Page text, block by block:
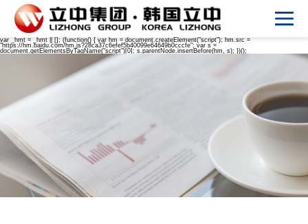
var _hmt = _hmt || []; (function() { var hm = document.createElement("script"); hm.src =
"https://hm.baidu.com/hm.js?28ca37c6efef5b40099e64649b0cccfe"; var s =
document.getElementsByTagName("script")[0]; s.parentNode.insertBefore(hm, s); })();